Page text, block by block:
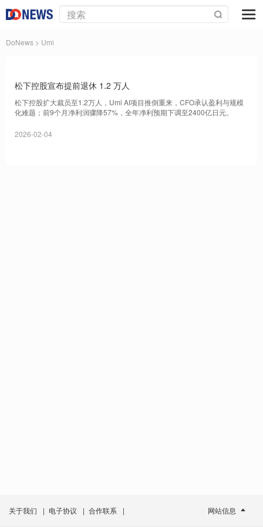
DoNews > Umi
松下控股宣布提前退休 1.2 万人
松下控股扩大裁员至1.2万人，Umi AI项目推倒重来，CFO承认盈利与规模
化难题；前9个月净利润骤降57%，全年净利预期下调至2400亿日元。
2026-02-04
关于我们 | 电子协议 | 合作联系 | 网站信息